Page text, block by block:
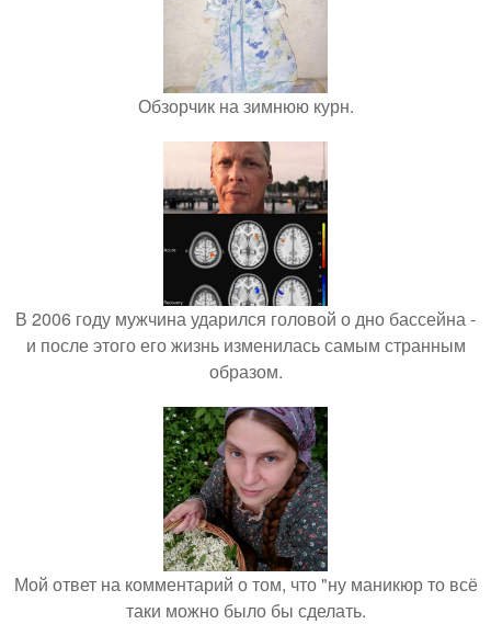
Обзорчик на зимнюю курн.
В 2006 году мужчина ударился головой о дно бассейна -
и после этого его жизнь изменилась самым странным
образом.
Мой ответ на комментарий о том, что "ну маникюр то всё
таки можно было бы сделать.